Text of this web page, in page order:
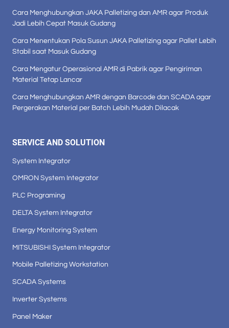
Cara Menghubungkan JAKA Palletizing dan AMR agar Produk
Jadi Lebih Cepat Masuk Gudang
Cara Menentukan Pola Susun JAKA Palletizing agar Pallet Lebih
Stabil saat Masuk Gudang
Cara Mengatur Operasional AMR di Pabrik agar Pengiriman
Material Tetap Lancar
Cara Menghubungkan AMR dengan Barcode dan SCADA agar
Pergerakan Material per Batch Lebih Mudah Dilacak
SERVICE AND SOLUTION
System Integrator
OMRON System Integrator
PLC Programing
DELTA System Integrator
Energy Monitoring System
MITSUBISHI System Integrator
Mobile Palletizing Workstation
SCADA Systems
Inverter Systems
Panel Maker